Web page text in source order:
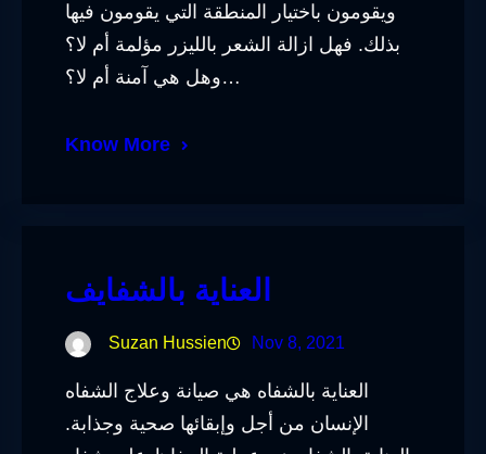
ويقومون باختيار المنطقة التي يقومون فيها
بذلك. فهل ازالة الشعر بالليزر مؤلمة أم لا؟
وهل هي آمنة أم لا؟…
Know More
العناية بالشفايف
Suzan Hussien Nov 8, 2021
العناية بالشفاه هي صيانة وعلاج الشفاه
الإنسان من أجل وإبقائها صحية وجذابة.